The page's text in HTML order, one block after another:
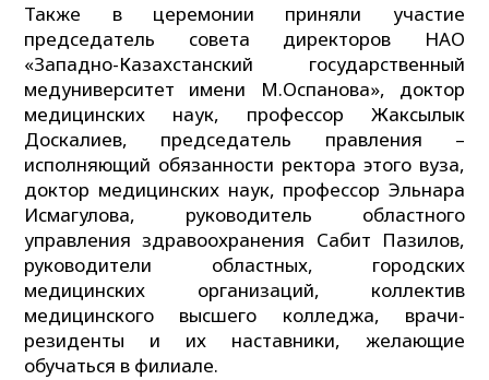
Также в церемонии приняли участие
председатель совета директоров НАО
«Западно-Казахстанский государственный
медуниверситет имени М.Оспанова», доктор
медицинских наук, профессор Жаксылык
Доскалиев, председатель правления –
исполняющий обязанности ректора этого вуза,
доктор медицинских наук, профессор Эльнара
Исмагулова, руководитель областного
управления здравоохранения Сабит Пазилов,
руководители областных, городских
медицинских организаций, коллектив
медицинского высшего колледжа, врачи-
резиденты и их наставники, желающие
обучаться в филиале.